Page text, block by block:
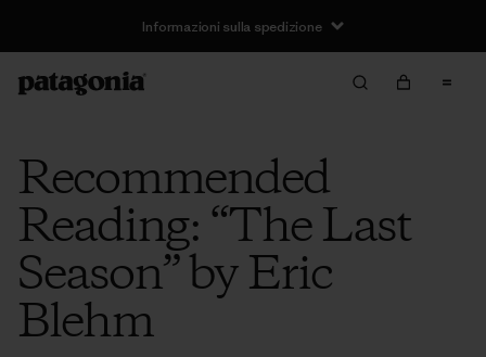
Informazioni sulla spedizione
Recommended
Reading: “The Last
Season” by Eric
Blehm